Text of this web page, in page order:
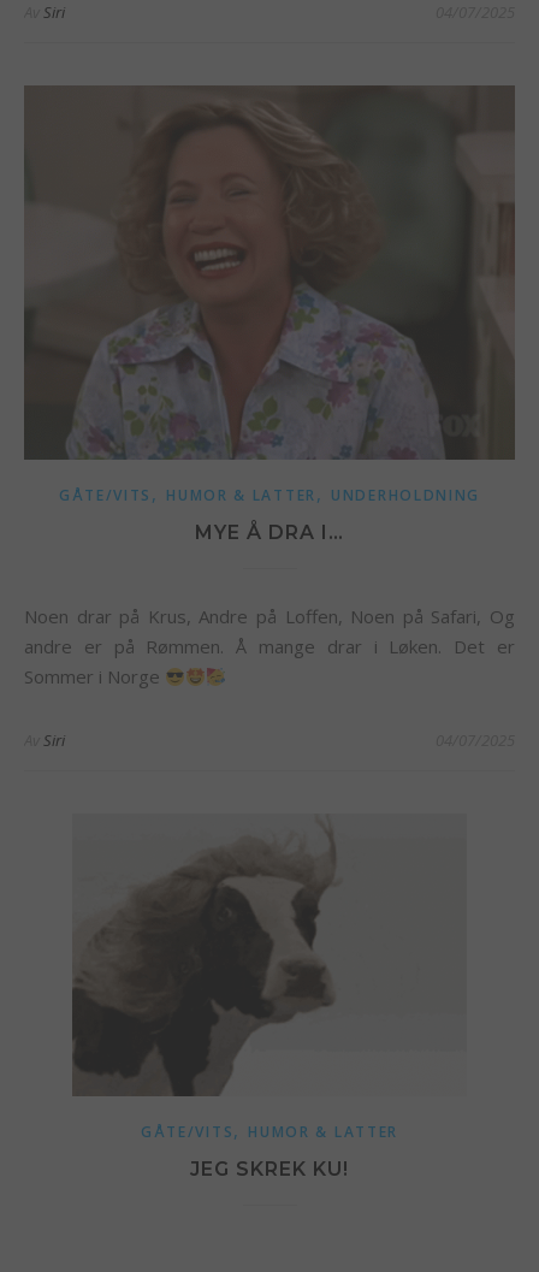
Siri
GÅTE/VITS , HUMOR & LATTER, UNDERHOLDNING
MYE Å DRA I…
Noen drar på Krus, Andre på Loffen, Noen på Safari, Og
andre er på Rømmen. Å mange drar i Løken. Det er
Sommer i Norge
Siri
GÅTE/VITS, HUMOR & LATTER
JEG SKREK KU!